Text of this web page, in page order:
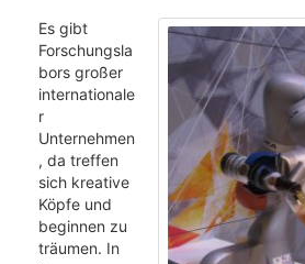
Es gibt
Forschungsla
bors großer
internationale
r
Unternehmen
, da treffen
sich kreative
Köpfe und
beginnen zu
träumen. In